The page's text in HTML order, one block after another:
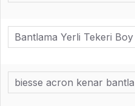
Bantlama Yerli Tekeri
biesse acron kenar